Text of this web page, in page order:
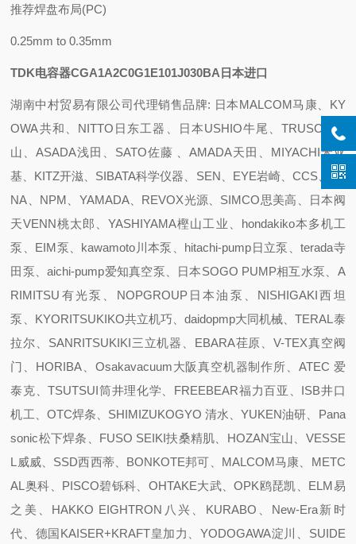
推荐焊盘布局(PC)
0.25mm to 0.35mm
TDK电容器CGA1A2C0G1E101J030BA日本进口
湖南中村贸易有限公司代理销售品牌: 日本MALCOM马康、KY
OWA共和、NITTO日东工器、日本USHIO牛尾、TRUSCO中
山、ASADA浅田、SATO佐藤 、AMADA天田、MIYACHI米亚
基、KITZ开滋、SIBATA科学仪器、SEN、EYE岩崎、CCS、SE
NA、NPM、YAMADA、REVOX光源、SIMCO思美高、日本阀
天VENN桃太郎、YASHIYAMA樫山工业、hondakiko本多机工
泵、EIM泵、kawamoto川本泵、hitachi-pump日立泵、terada寺
田泵、aichi-pump爱知真空泵、日本SOGO PUMP相互水泵、A
RIMITSU有光泵、NOPGROUP日本油泵、NISHIGAKI西坦
泵、KYORITSUKIKO共立机巧、daidopmp大同机械、TERAL泰
拉尔、SANRITSUKIKI三立机器、EBARA荏原、V-TEX真空阀
门、HORIBA、Osakavacuum大阪真空机器制作所、ATEC 爱
泰克、TSUTSUI筒井理化学、FREEBEAR福力百亚、ISB井口
机工、OTC焊条、SHIMIZUKOGYO 清水、YUKEN油研、Pana
sonic松下焊条、FUSO SEIKI扶桑精肌、HOZAN宝山、VESSE
L威威、SSD西西蒂、BONKOTE邦可、MALCOM马康、METC
AL奥科、PISCO碧铄科、OHTAKE大武、OPK鸥琵凯、ELM易
之美、HAKKO EIGHTRON八兴、KURABO、New-Era新时
代、德国KAISER+KRAFT皇加力、YODOGAWA淀川、SUIDE